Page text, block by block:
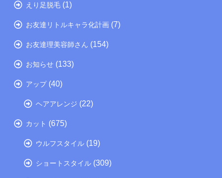
えり足脱毛 (1)
お友達リトルキャラ化計画 (7)
お友達理美容師さん (154)
お知らせ (133)
アップ(40)
ヘアアレンジ (22)
カット (675)
ウルフスタイル (19)
ショートスタイル (309)